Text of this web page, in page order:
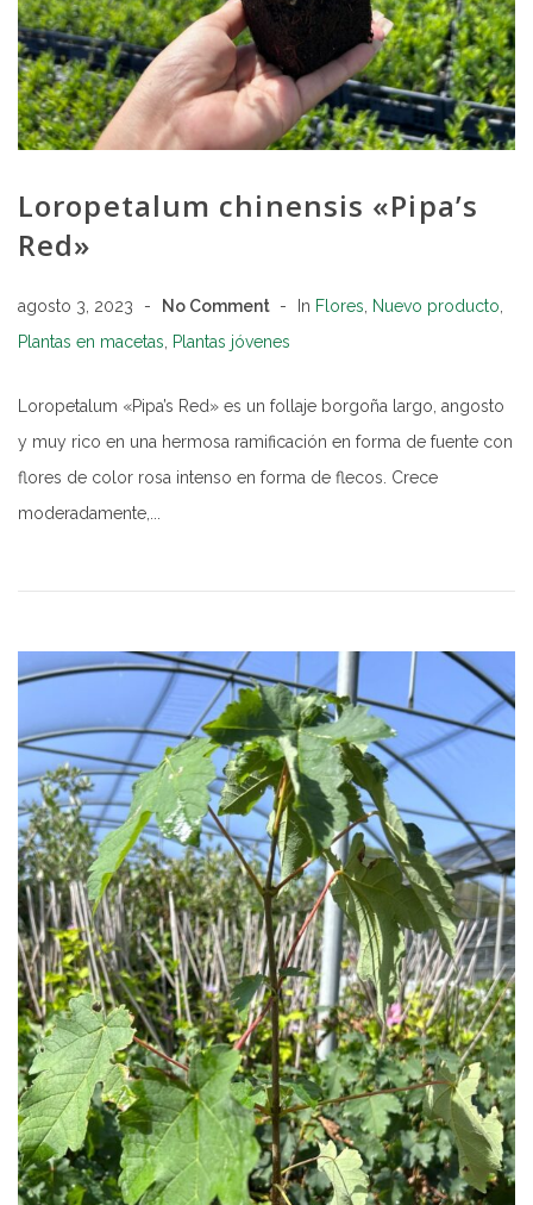
Loropetalum chinensis «Pipa’s
Red»
agosto 3, 2023 No Comment In Flores Nuevo producto
Plantas en macetas Plantas jóvenes
Loropetalum «Pipa’s Red» es un follaje borgoña largo, angosto
y muy rico en una hermosa ramificación en forma de fuente con
flores de color rosa intenso en forma de flecos. Crece
moderadamente,...